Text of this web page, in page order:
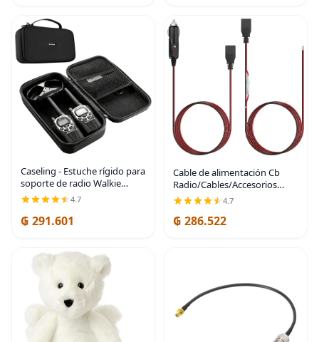
Caseling - Estuche rígido para
soporte de radio Walkie
Talkie de 2 vías GMRS |
Funda de viaje rígida de 11.6
x 6.2 x 3.2 pulgadas, se
4.7
₲ 291.601
Cable de alimentación Cb
Radio/Cables/Accesorios
Cable de alimentación CB de
2 cables 15A 3 pines con
enchufe de encendedor de
4.7
₲ 286.522